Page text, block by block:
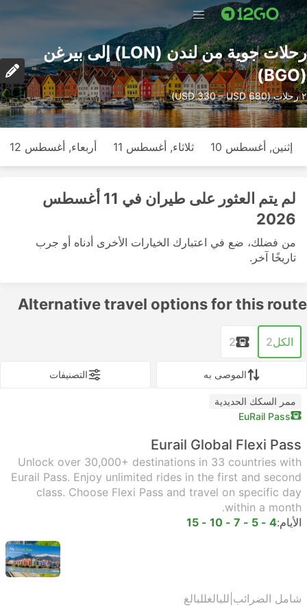
رحلات جوية من لندن (LON) إلى بيرغن
(BGO)
٢ رحلات (USD 330 – USD 680)
إثنين, أغسطس 10 ثلاثاء, أغسطس 11 أربعاء, أغسطس 12
لم يتم العثور على طيران في 11 أغسطس
2026
من فضلك، ضع في اعتبارك الخيارات الأخرى أدناه أو جرب
تاريخًا آخر.
Alternative travel options for this route
الكل2
2
الموصى به التصنيفات
ممر السكك الحديدية
EuRail Pass
Eurail Global Flexi Pass
Unlock over 30,000+ destinations in 33 countries with
Eurail Pass. Enjoy unlimited rides in the first and second
class. Choose Flexi Pass and travel on specific day
within a month.
الأيام:4 - 5 - 7 - 10 - 15
شامل الضرائب للبالغللبالغ